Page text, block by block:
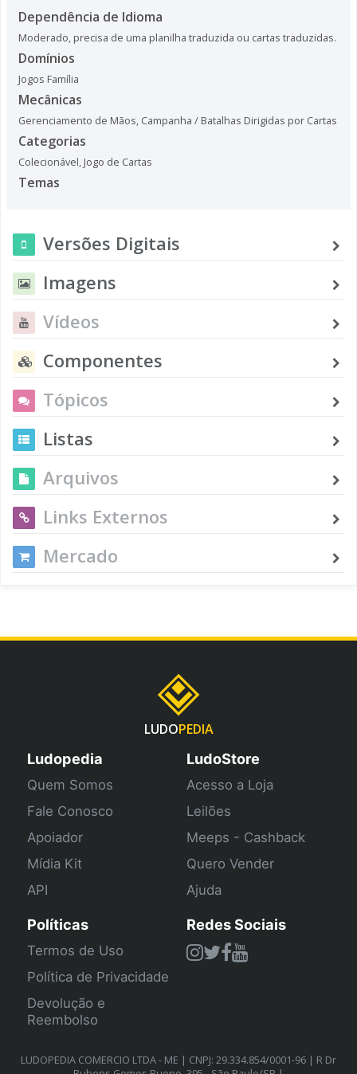
Dependência de Idioma
Moderado, precisa de uma planilha traduzida ou cartas traduzidas.
Domínios
Jogos Família
Mecânicas
Gerenciamento de Mãos, Campanha / Batalhas Dirigidas por Cartas
Categorias
Colecionável, Jogo de Cartas
Temas
Versões Digitais
Imagens
Vídeos
Componentes
Tópicos
Listas
Arquivos
Links Externos
Mercado
LUDOPEDIA
Ludopedia
Quem Somos
Fale Conosco
Apoiador
Mídia Kit
API
LudoStore
Acesso a Loja
Leilões
Meeps - Cashback
Quero Vender
Ajuda
Políticas
Termos de Uso
Política de Privacidade
Devolução e
Reembolso
Redes Sociais
LUDOPEDIA COMERCIO LTDA - ME | CNPJ: 29.334.854/0001-96 | R Dr